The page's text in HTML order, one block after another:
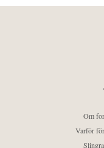
Om
Varför